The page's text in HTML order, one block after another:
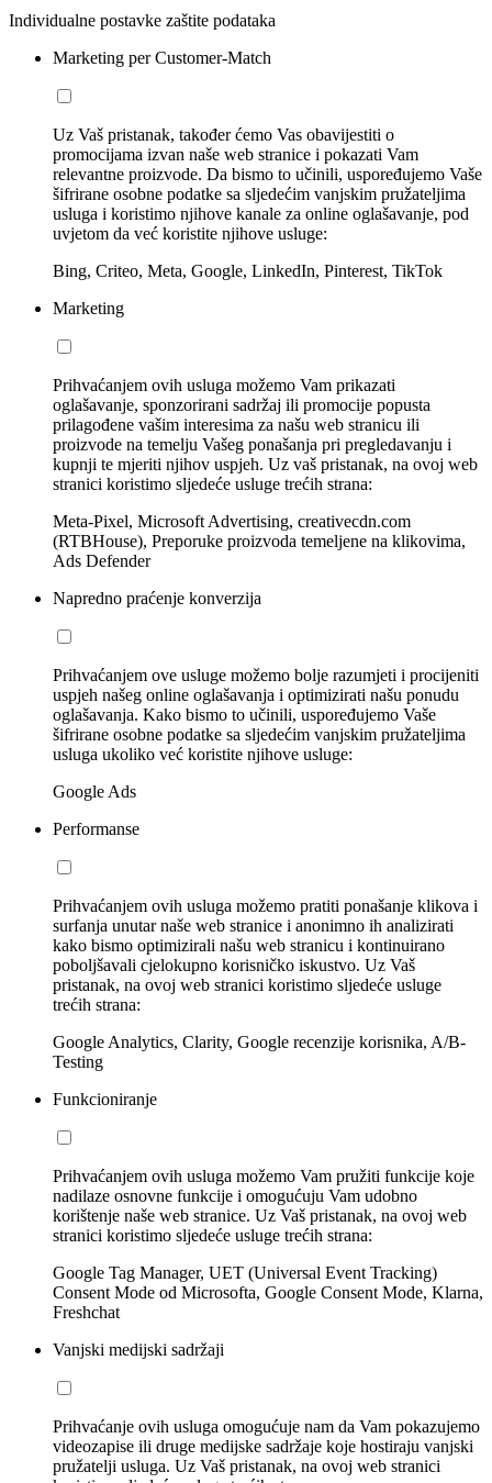
Individualne postavke zaštite podataka
Marketing per Customer-Match
Uz Vaš pristanak, također ćemo Vas obavijestiti o
promocijama izvan naše web stranice i pokazati Vam
relevantne proizvode. Da bismo to učinili, uspoređujemo Vaše
šifrirane osobne podatke sa sljedećim vanjskim pružateljima
usluga i koristimo njihove kanale za online oglašavanje, pod
uvjetom da već koristite njihove usluge:
Bing, Criteo, Meta, Google, LinkedIn, Pinterest, TikTok
Marketing
Prihvaćanjem ovih usluga možemo Vam prikazati
oglašavanje, sponzorirani sadržaj ili promocije popusta
prilagođene vašim interesima za našu web stranicu ili
proizvode na temelju Vašeg ponašanja pri pregledavanju i
kupnji te mjeriti njihov uspjeh. Uz vaš pristanak, na ovoj web
stranici koristimo sljedeće usluge trećih strana:
Meta-Pixel, Microsoft Advertising, creativecdn.com
(RTBHouse), Preporuke proizvoda temeljene na klikovima,
Ads Defender
Napredno praćenje konverzija
Prihvaćanjem ove usluge možemo bolje razumjeti i procijeniti
uspjeh našeg online oglašavanja i optimizirati našu ponudu
oglašavanja. Kako bismo to učinili, uspoređujemo Vaše
šifrirane osobne podatke sa sljedećim vanjskim pružateljima
usluga ukoliko već koristite njihove usluge:
Google Ads
Performanse
Prihvaćanjem ovih usluga možemo pratiti ponašanje klikova i
surfanja unutar naše web stranice i anonimno ih analizirati
kako bismo optimizirali našu web stranicu i kontinuirano
poboljšavali cjelokupno korisničko iskustvo. Uz Vaš
pristanak, na ovoj web stranici koristimo sljedeće usluge
trećih strana:
Google Analytics, Clarity, Google recenzije korisnika, A/B-
Testing
Funkcioniranje
Prihvaćanjem ovih usluga možemo Vam pružiti funkcije koje
nadilaze osnovne funkcije i omogućuju Vam udobno
korištenje naše web stranice. Uz Vaš pristanak, na ovoj web
stranici koristimo sljedeće usluge trećih strana:
Google Tag Manager, UET (Universal Event Tracking)
Consent Mode od Microsofta, Google Consent Mode, Klarna,
Freshchat
Vanjski medijski sadržaji
Prihvaćanje ovih usluga omogućuje nam da Vam pokazujemo
videozapise ili druge medijske sadržaje koje hostiraju vanjski
pružatelji usluga. Uz Vaš pristanak, na ovoj web stranici